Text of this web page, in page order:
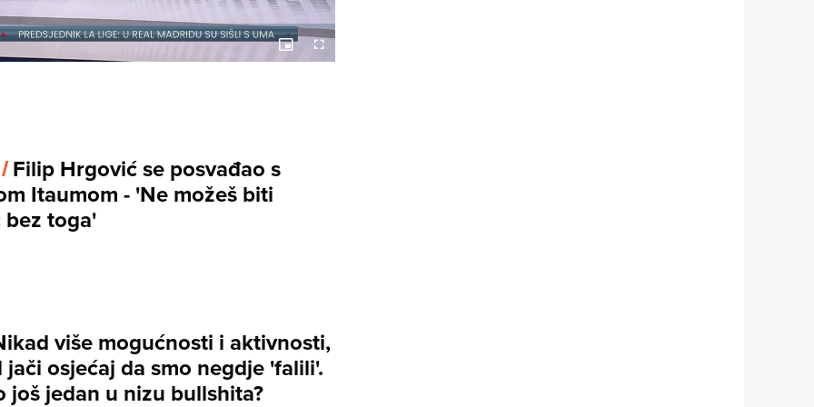
Picture-
in-
Fullscreen
Filip Hrgović se posvađao s
Itaumom - 'Ne možeš biti
bez toga'
više mogućnosti i aktivnosti,
jači osjećaj da smo negdje 'falili'.
još jedan u nizu bullshita?